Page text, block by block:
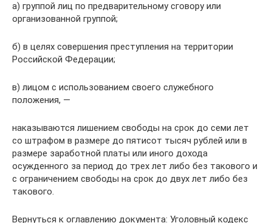
а) группой лиц по предварительному сговору или
организованной группой;
б) в целях совершения преступления на территории
Российской Федерации;
в) лицом с использованием своего служебного
положения, —
наказываются лишением свободы на срок до семи лет
со штрафом в размере до пятисот тысяч рублей или в
размере заработной платы или иного дохода
осужденного за период до трех лет либо без такового и
с ограничением свободы на срок до двух лет либо без
такового.
Вернуться к оглавлению документа: Уголовный кодекс